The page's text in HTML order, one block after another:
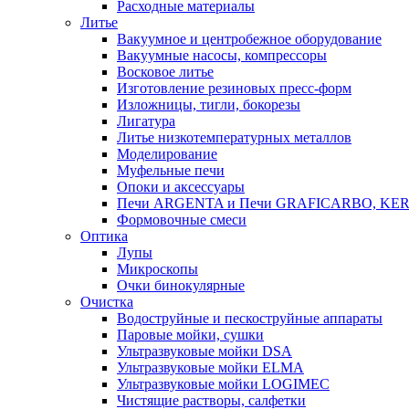
Расходные материалы
Литье
Вакуумное и центробежное оборудование
Вакуумные насосы, компрессоры
Восковое литье
Изготовление резиновых пресс-форм
Изложницы, тигли, бокорезы
Лигатура
Литье низкотемпературных металлов
Моделирование
Муфельные печи
Опоки и аксессуары
Печи ARGENTA и Печи GRAFICARBO,
Формовочные смеси
Оптика
Лупы
Микроскопы
Очки бинокулярные
Очистка
Водоструйные и пескоструйные аппараты
Паровые мойки, сушки
Ультразвуковые мойки DSA
Ультразвуковые мойки ELMA
Ультразвуковые мойки LOGIMEC
Чистящие растворы, салфетки